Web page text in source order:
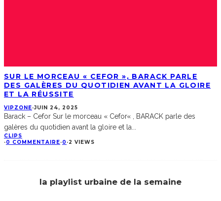
SUR LE MORCEAU « CEFOR », BARACK PARLE
DES GALÈRES DU QUOTIDIEN AVANT LA GLOIRE
ET LA RÉUSSITE
VIPZONE·JUIN 24, 2025
Barack – Cefor Sur le morceau « Cefor« , BARACK parle des
galères du quotidien avant la gloire et la
CLIPS
·0 COMMENTAIRE·0 ·2 VIEWS
la playlist urbaine de la semaine